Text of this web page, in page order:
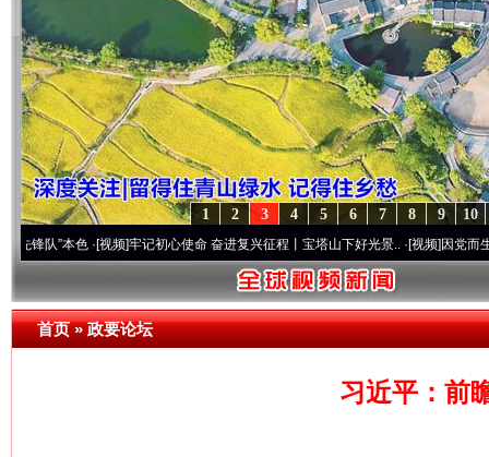
10
9
8
7
6
5
4
3
2
1
·[视频]牢记初心使命 奋进复兴征程丨宝塔山下好光景..·[视频]因党而生 为党而
首页»政要论坛
习近平：前